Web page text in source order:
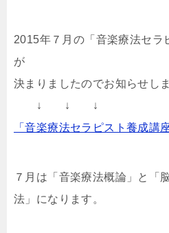
2015年７月の「音楽療法セラ
が
決まりましたのでお知らせしま
↓ ↓ ↓
「音楽療法セラピスト養成講座
７月は「音楽療法概論」と「
法」になります。